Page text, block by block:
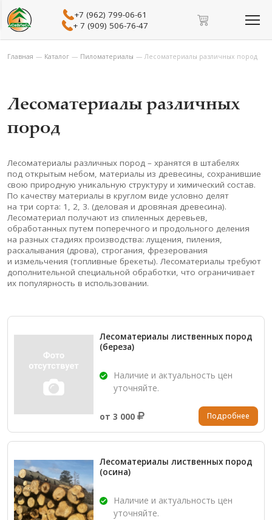
+7 (962) 799-06-61
+ 7 (909) 506-76-47
Главная — Каталог — Пиломатериалы — Лесоматериалы различных пород
Лесоматериалы различных
пород
Лесоматериалы различных пород – хранятся в штабелях
под открытым небом, материалы из древесины, сохранившие
свою природную уникальную структуру и химический состав.
По качеству материалы в круглом виде условно делят
на три сорта: 1, 2, 3. (деловая и дровяная древесина).
Лесоматериал получают из спиленных деревьев,
обработанных путем поперечного и продольного деления
на разных стадиях производства: лущения, пиления,
раскалывания (дрова), строгания, фрезерования
и измельчения (топливные брекеты). Лесоматериалы требуют
дополнительной специальной обработки, что ограничивает
их популярность в использовании.
Лесоматериалы лиственных пород
(береза)
Наличие и актуальность цен
уточняйте.
от 3 000 Подробнее
Лесоматериалы лиственных пород
(осина)
Наличие и актуальность цен
уточняйте.